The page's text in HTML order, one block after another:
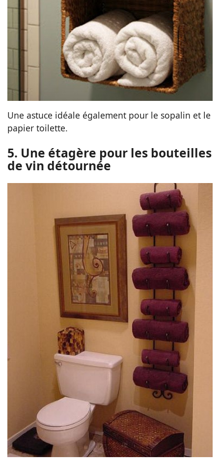
Une astuce idéale également pour le sopalin et le
papier toilette.
5. Une étagère pour les bouteilles
de vin détournée